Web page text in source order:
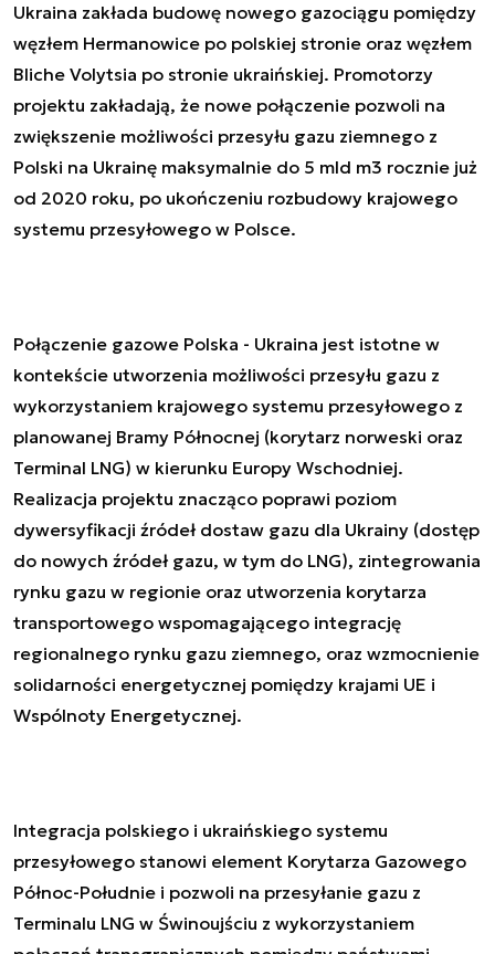
Ukraina zakłada budowę nowego gazociągu pomiędzy
węzłem Hermanowice po polskiej stronie oraz węzłem
Bliche Volytsia po stronie ukraińskiej. Promotorzy
projektu zakładają, że nowe połączenie pozwoli na
zwiększenie możliwości przesyłu gazu ziemnego z
Polski na Ukrainę maksymalnie do 5 mld m3 rocznie już
od 2020 roku, po ukończeniu rozbudowy krajowego
systemu przesyłowego w Polsce.
Połączenie gazowe Polska - Ukraina jest istotne w
kontekście utworzenia możliwości przesyłu gazu z
wykorzystaniem krajowego systemu przesyłowego z
planowanej Bramy Północnej (korytarz norweski oraz
Terminal LNG) w kierunku Europy Wschodniej.
Realizacja projektu znacząco poprawi poziom
dywersyfikacji źródeł dostaw gazu dla Ukrainy (dostęp
do nowych źródeł gazu, w tym do LNG), zintegrowania
rynku gazu w regionie oraz utworzenia korytarza
transportowego wspomagającego integrację
regionalnego rynku gazu ziemnego, oraz wzmocnienie
solidarności energetycznej pomiędzy krajami UE i
Wspólnoty Energetycznej.
Integracja polskiego i ukraińskiego systemu
przesyłowego stanowi element Korytarza Gazowego
Północ-Południe i pozwoli na przesyłanie gazu z
Terminalu LNG w Świnoujściu z wykorzystaniem